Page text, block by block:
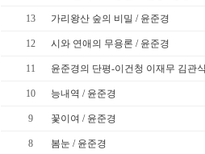
13 가리왕산 숲의 비밀 / 윤준경
12 시와 연애의 무용론 / 윤준경
11 윤준경의 단평-이건청 이재무 김관
10 능내역 / 윤준경
9 꽃이여 / 윤준경
8 봄눈 / 윤준경